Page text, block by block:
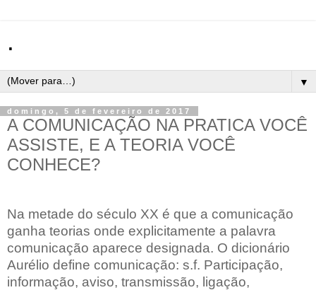
.
▼
domingo, 5 de fevereiro de 2017
A COMUNICAÇÃO NA PRATICA VOCÊ
ASSISTE, E A TEORIA VOCÊ
CONHECE?
Na metade do século XX é que a comunicação
ganha teorias onde explicitamente a palavra
comunicação aparece designada. O dicionário
Aurélio define comunicação: s.f. Participação,
informação, aviso, transmissão, ligação,